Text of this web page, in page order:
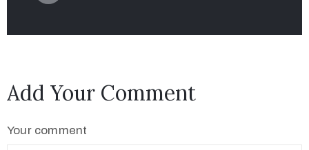
Add Your Comment
Your comment